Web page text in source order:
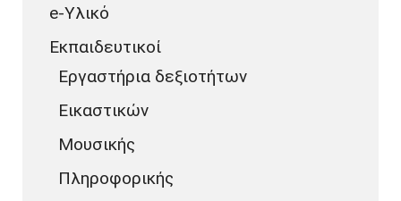
e-Υλικό
Εκπαιδευτικοί
Εργαστήρια δεξιοτήτων
Εικαστικών
Μουσικής
Πληροφορικής